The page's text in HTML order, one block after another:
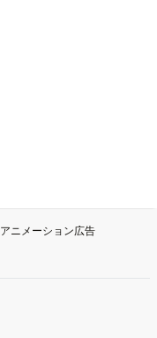
アニメーション広告